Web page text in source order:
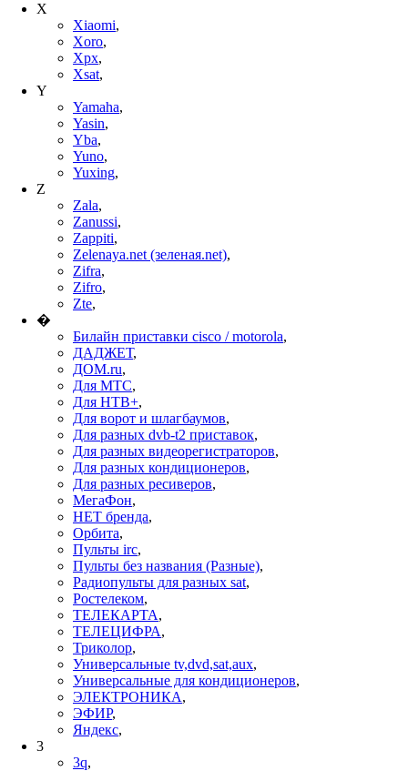
X
Xiaomi,
Xoro,
Xpx,
Xsat,
Y
Yamaha,
Yasin,
Yba,
Yuno,
Yuxing,
Z
Zala,
Zanussi,
Zappiti,
Zelenaya.net (зеленая.net),
Zifra,
Zifro,
Zte,
�
Билайн приставки cisco / motorola,
ДАДЖЕТ,
ДОМ.ru,
Для МТС,
Для НТВ+,
Для ворот и шлагбаумов,
Для разных dvb-t2 приставок,
Для разных видеорегистраторов,
Для разных кондиционеров,
Для разных ресиверов,
МегаФон,
НЕТ бренда,
Орбита,
Пульты irc,
Пульты без названия (Разные),
Радиопульты для разных sat,
Ростелеком,
ТЕЛЕКАРТА,
ТЕЛЕЦИФРА,
Триколор,
Универсальные tv,dvd,sat,aux,
Универсальные для кондиционеров,
ЭЛЕКТРОНИКА,
ЭФИР,
Яндекс,
3
3q,